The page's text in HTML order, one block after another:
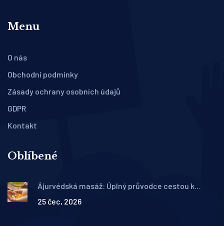
Menu
O nás
Obchodní podmínky
Zásady ochrany osobních údajů
GDPR
Kontakt
Oblíbené
Ájurvédská masáž: Úplný průvodce cestou k
25 čec, 2026